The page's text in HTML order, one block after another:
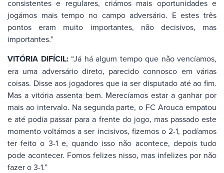
consistentes e regulares, criámos mais oportunidades e
jogámos mais tempo no campo adversário. E estes três
pontos eram muito importantes, não decisivos, mas
importantes.”
VITÓRIA DIFÍCIL:“Já há algum tempo que não vencíamos,
era uma adversário direto, parecido connosco em várias
coisas. Disse aos jogadores que ia ser disputado até ao fim.
Mas a vitória assenta bem. Merecíamos estar a ganhar por
mais ao intervalo. Na segunda parte, o FC Arouca empatou
e até podia passar para a frente do jogo, mas passado este
momento voltámos a ser incisivos, fizemos o 2-1, podíamos
ter feito o 3-1 e, quando isso não acontece, depois tudo
pode acontecer. Fomos felizes nisso, mas infelizes por não
fazer o 3-1.”